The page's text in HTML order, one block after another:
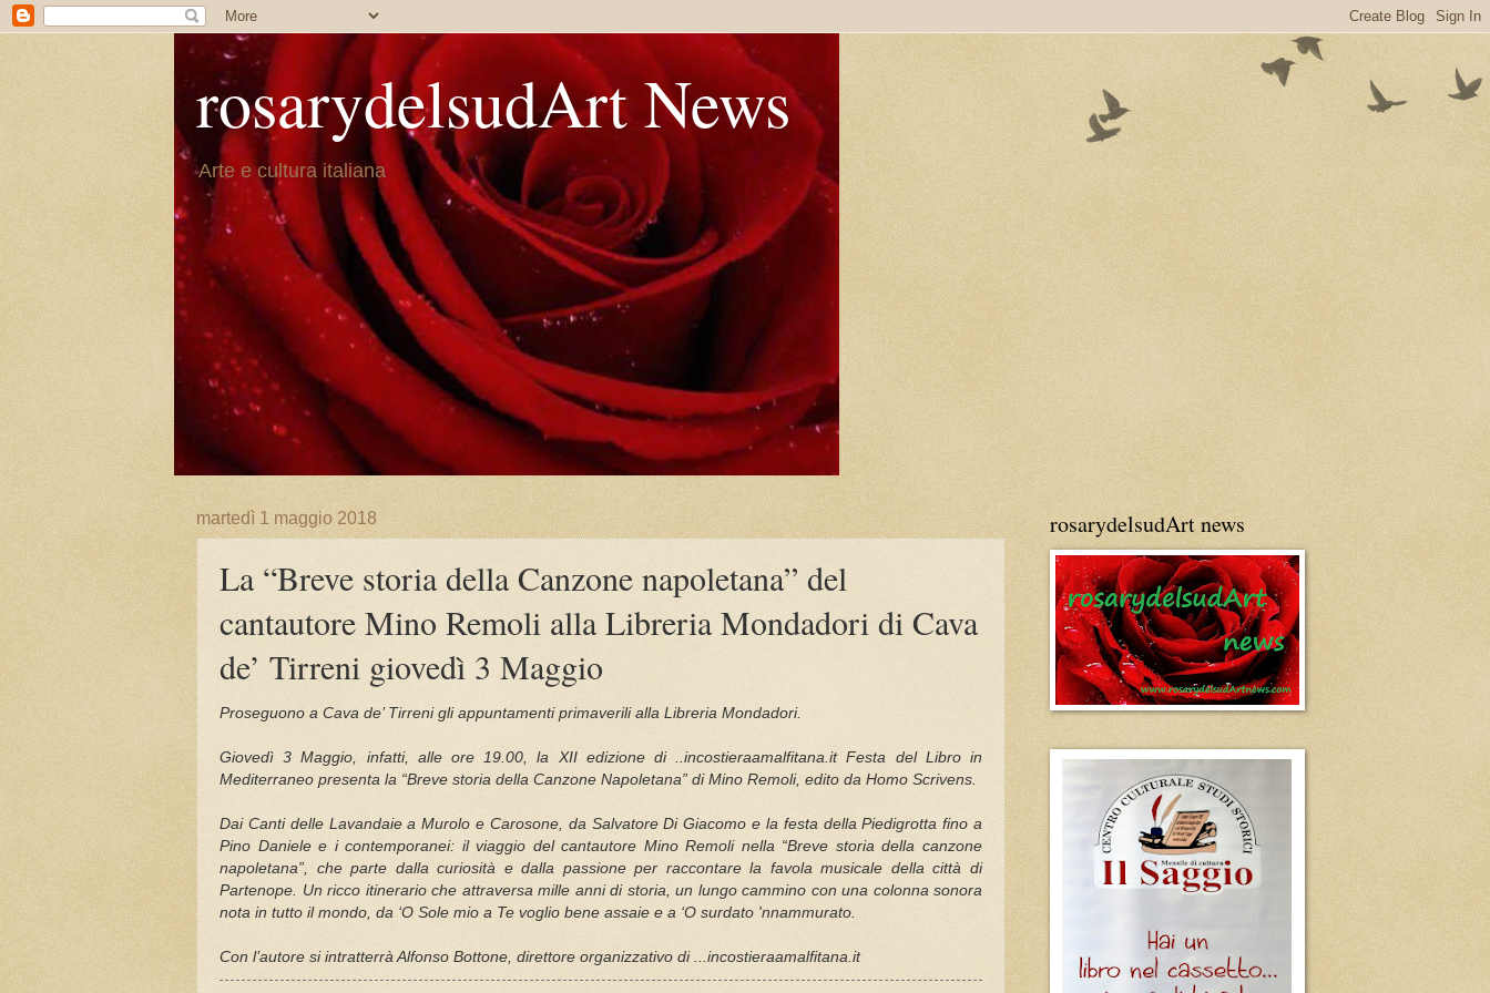
rosarydelsudArt News
Arte e cultura italiana
martedì 1 maggio 2018
La “Breve storia della Canzone napoletana” del
cantautore Mino Remoli alla Libreria Mondadori di Cava
de’ Tirreni giovedì 3 Maggio
Proseguono a Cava de’ Tirreni gli appuntamenti primaverili alla Libreria Mondadori.
Giovedì 3 Maggio, infatti, alle ore 19.00, la XII edizione di ..incostieraamalfitana.it Festa del Libro in
Mediterraneo presenta la “Breve storia della Canzone Napoletana” di Mino Remoli, edito da Homo Scrivens.
Dai Canti delle Lavandaie a Murolo e Carosone, da Salvatore Di Giacomo e la festa della Piedigrotta fino a
Pino Daniele e i contemporanei: il viaggio del cantautore Mino Remoli nella “Breve storia della canzone
napoletana”, che parte dalla curiosità e dalla passione per raccontare la favola musicale della città di
Partenope. Un ricco itinerario che attraversa mille anni di storia, un lungo cammino con una colonna sonora
nota in tutto il mondo, da ‘O Sole mio a Te voglio bene assaie e a ‘O surdato 'nnammurato.
Con l’autore si intratterrà Alfonso Bottone, direttore organizzativo di ...incostieraamalfitana.it
rosarydelsudArt news